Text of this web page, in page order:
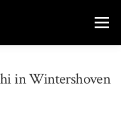
Menu
in Wintershoven